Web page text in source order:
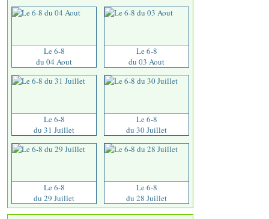
Le 6-8
du 04 Aout
Le 6-8
du 03 Aout
Le 6-8
du 31 Juillet
Le 6-8
du 30 Juillet
Le 6-8
du 29 Juillet
Le 6-8
du 28 Juillet